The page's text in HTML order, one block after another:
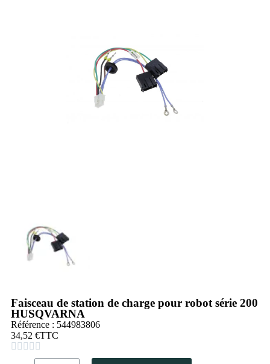
Faisceau de station de charge pour robot série 200
HUSQVARNA
Référence : 544983806
34,52 €TTC
    